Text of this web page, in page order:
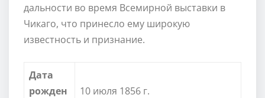
дальности во время Всемирной выставки в
Чикаго, что принесло ему широкую
известность и признание.
Дата
рожден
10 июля 1856 г.